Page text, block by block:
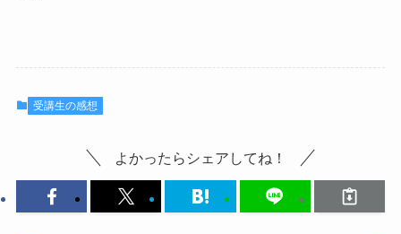
受講生の感想
よかったらシェアしてね！